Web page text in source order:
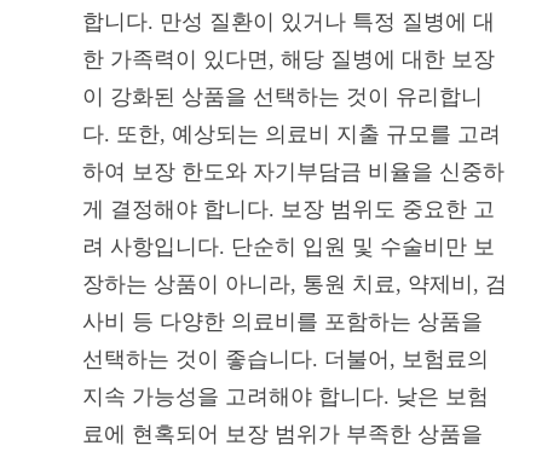
합니다. 만성 질환이 있거나 특정 질병에 대
한 가족력이 있다면, 해당 질병에 대한 보장
이 강화된 상품을 선택하는 것이 유리합니
다. 또한, 예상되는 의료비 지출 규모를 고려
하여 보장 한도와 자기부담금 비율을 신중하
게 결정해야 합니다. 보장 범위도 중요한 고
려 사항입니다. 단순히 입원 및 수술비만 보
장하는 상품이 아니라, 통원 치료, 약제비, 검
사비 등 다양한 의료비를 포함하는 상품을
선택하는 것이 좋습니다. 더불어, 보험료의
지속 가능성을 고려해야 합니다. 낮은 보험
료에 현혹되어 보장 범위가 부족한 상품을